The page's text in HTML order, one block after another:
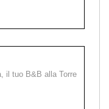
il tuo B&B alla Torre